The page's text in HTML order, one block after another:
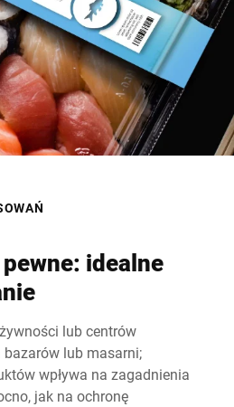
idealne
lub centrów
lub masarni;
wpływa na zagadnienia
jak na ochronę